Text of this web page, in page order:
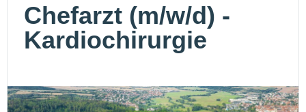
Chefarzt (m/w/d) -
Kardiochirurgie